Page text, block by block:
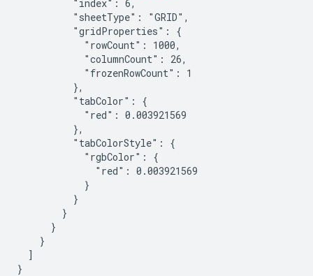
          "index": 6,
          "sheetType": "GRID",
          "gridProperties": {
            "rowCount": 1000,
            "columnCount": 26,
            "frozenRowCount": 1
          },
          "tabColor": {
            "red": 0.003921569
          },
          "tabColorStyle": {
            "rgbColor": {
              "red": 0.003921569
            }
          }
        }
      }
    }
  ]
}